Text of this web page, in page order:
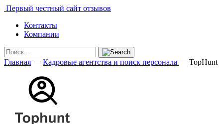
Первый честный сайт отзывов
Контакты
Компании
Главная — Кадровые агентства и поиск персонала — TopHunt